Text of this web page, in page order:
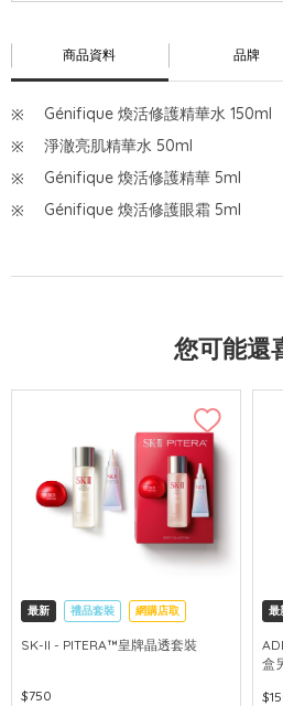
商品資料 品牌
Génifique 煥活修護精華水 150ml
淨澈亮肌精華水 50ml
Génifique 煥活修護精華 5ml
Génifique 煥活修護眼霜 5ml
您可能還
最新 禮品套裝 網購店取
可中國內地配送
SK-II - PITERA™皇牌晶透套裝
$750
最
盒